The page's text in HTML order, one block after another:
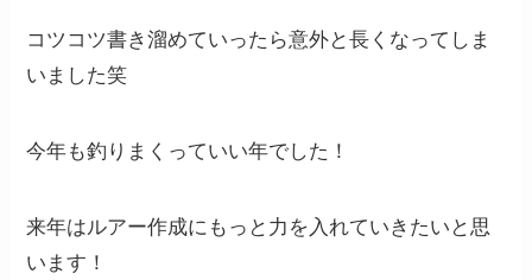
コツコツ書き溜めていったら意外と長くなってしま
いました笑
今年も釣りまくっていい年でした！
来年はルアー作成にもっと力を入れていきたいと思
います！